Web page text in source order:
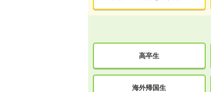
高卒生
海外帰国生